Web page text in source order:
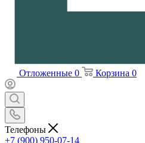
Отложенные 0 Корзина 0
Телефоны
+7 (900) 950-07-14